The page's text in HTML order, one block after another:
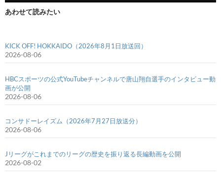
あわせて読みたい
KICK OFF! HOKKAIDO（2026年8月1日放送回）
2026-08-06
HBCスポーツの公式YouTubeチャンネルで唐山翔自選手のインタビュー動
画が公開
2026-08-06
コンサドーレイズム（2026年7月27日放送分）
2026-08-06
Jリーグがこれまでのリーグの歴史を振り返る長編動画を公開
2026-08-02